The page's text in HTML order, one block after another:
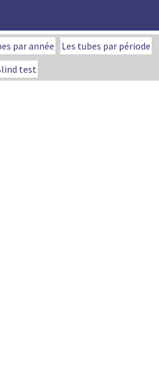
par année
Les tubes par période
test